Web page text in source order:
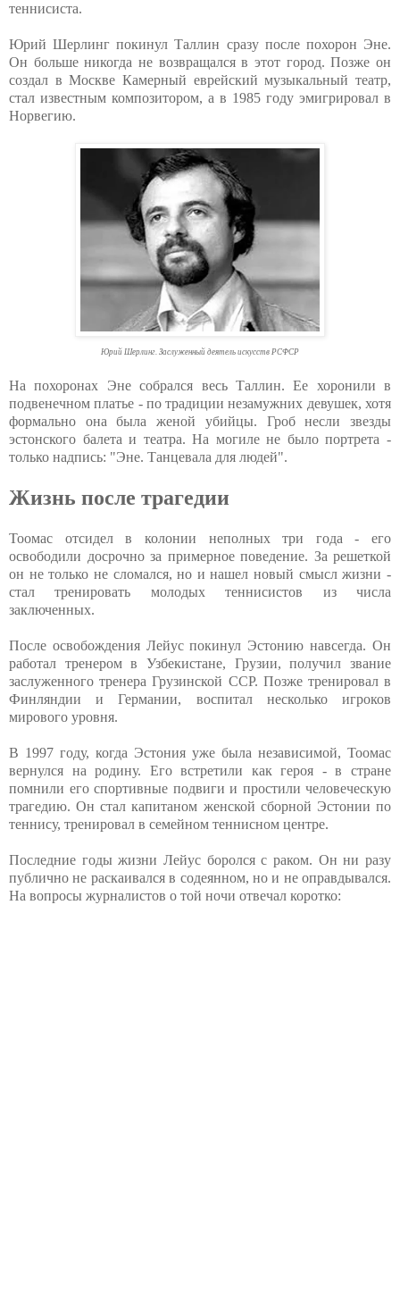
теннисиста.
Юрий Шерлинг покинул Таллин сразу после похорон Эне.
Он больше никогда не возвращался в этот город. Позже он
создал в Москве Камерный еврейский музыкальный театр,
стал известным композитором, а в 1985 году эмигрировал в
Норвегию.
Юрий Шерлинг. Заслуженный деятель искусств РСФСР
На похоронах Эне собрался весь Таллин. Ее хоронили в
подвенечном платье - по традиции незамужних девушек, хотя
формально она была женой убийцы. Гроб несли звезды
эстонского балета и театра. На могиле не было портрета -
только надпись: "Эне. Танцевала для людей".
Жизнь после трагедии
Тоомас отсидел в колонии неполных три года - его
освободили досрочно за примерное поведение. За решеткой
он не только не сломался, но и нашел новый смысл жизни -
стал тренировать молодых теннисистов из числа
заключенных.
После освобождения Лейус покинул Эстонию навсегда. Он
работал тренером в Узбекистане, Грузии, получил звание
заслуженного тренера Грузинской ССР. Позже тренировал в
Финляндии и Германии, воспитал несколько игроков
мирового уровня.
В 1997 году, когда Эстония уже была независимой, Тоомас
вернулся на родину. Его встретили как героя - в стране
помнили его спортивные подвиги и простили человеческую
трагедию. Он стал капитаном женской сборной Эстонии по
теннису, тренировал в семейном теннисном центре.
Последние годы жизни Лейус боролся с раком. Он ни разу
публично не раскаивался в содеянном, но и не оправдывался.
На вопросы журналистов о той ночи отвечал коротко: